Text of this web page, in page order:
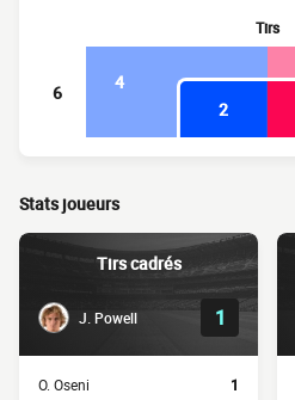
Tirs
6 4
2
Stats joueurs
Tirs cadrés
J. Powell 1
O. Oseni 1